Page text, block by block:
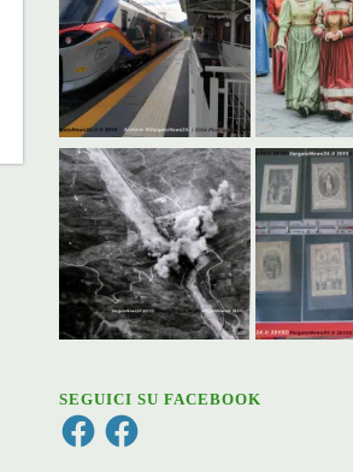
SEGUICI SU FACEBOOK
FacebookFacebook